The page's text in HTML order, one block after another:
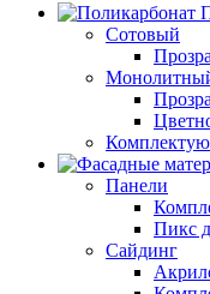
Сотовый
Панели
Пикс
Сайдинг